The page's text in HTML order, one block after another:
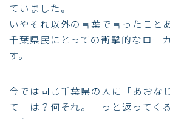
ていました。
いやそれ以外の言葉で言ったこと
千葉県民にとっての衝撃的なロー
す。
今では同じ千葉県の人に「あおな
て「は？何それ。」っと返ってく